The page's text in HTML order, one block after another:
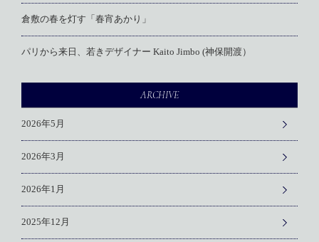
倉敷の春を灯す「春宵あかり」
パリから来日、若きデザイナー Kaito Jimbo (神保開渡）
ARCHIVE
2026年5月
2026年3月
2026年1月
2025年12月